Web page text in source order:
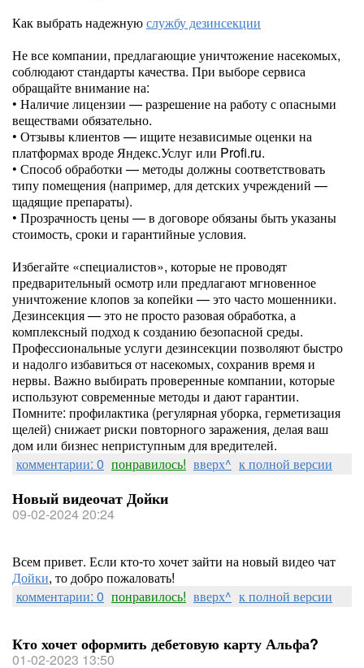
Как выбрать надежнуюслужбу дезинсекции
Не все компании, предлагающие уничтожение насекомых,
соблюдают стандарты качества. При выборе сервиса
обращайте внимание на:
• Наличие лицензии — разрешение на работу с опасными
веществами обязательно.
• Отзывы клиентов — ищите независимые оценки на
платформах вроде Яндекс.Услуг или Profi.ru.
• Способ обработки — методы должны соответствовать
типу помещения (например, для детских учреждений —
щадящие препараты).
• Прозрачность цены — в договоре обязаны быть указаны
стоимость, сроки и гарантийные условия.
Избегайте «специалистов», которые не проводят
предварительный осмотр или предлагают мгновенное
уничтожение клопов за копейки — это часто мошенники.
Дезинсекция — это не просто разовая обработка, а
комплексный подход к созданию безопасной среды.
Профессиональные услуги дезинсекции позволяют быстро
и надолго избавиться от насекомых, сохранив время и
нервы. Важно выбирать проверенные компании, которые
используют современные методы и дают гарантии.
Помните: профилактика (регулярная уборка, герметизация
щелей) снижает риски повторного заражения, делая ваш
дом или бизнес неприступным для вредителей.
комментарии: 0 понравилось! вверх^ к полной версии
Новый видеочат Дойки
09-02-2024 20:24
Всем привет. Если кто-то хочет зайти на новый видео чат
Дойки, то добро пожаловать!
комментарии: 0 понравилось! вверх^ к полной версии
Кто хочет оформить дебетовую карту Альфа?
01-02-2023 13:50